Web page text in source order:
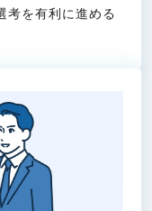
考を有利に進める